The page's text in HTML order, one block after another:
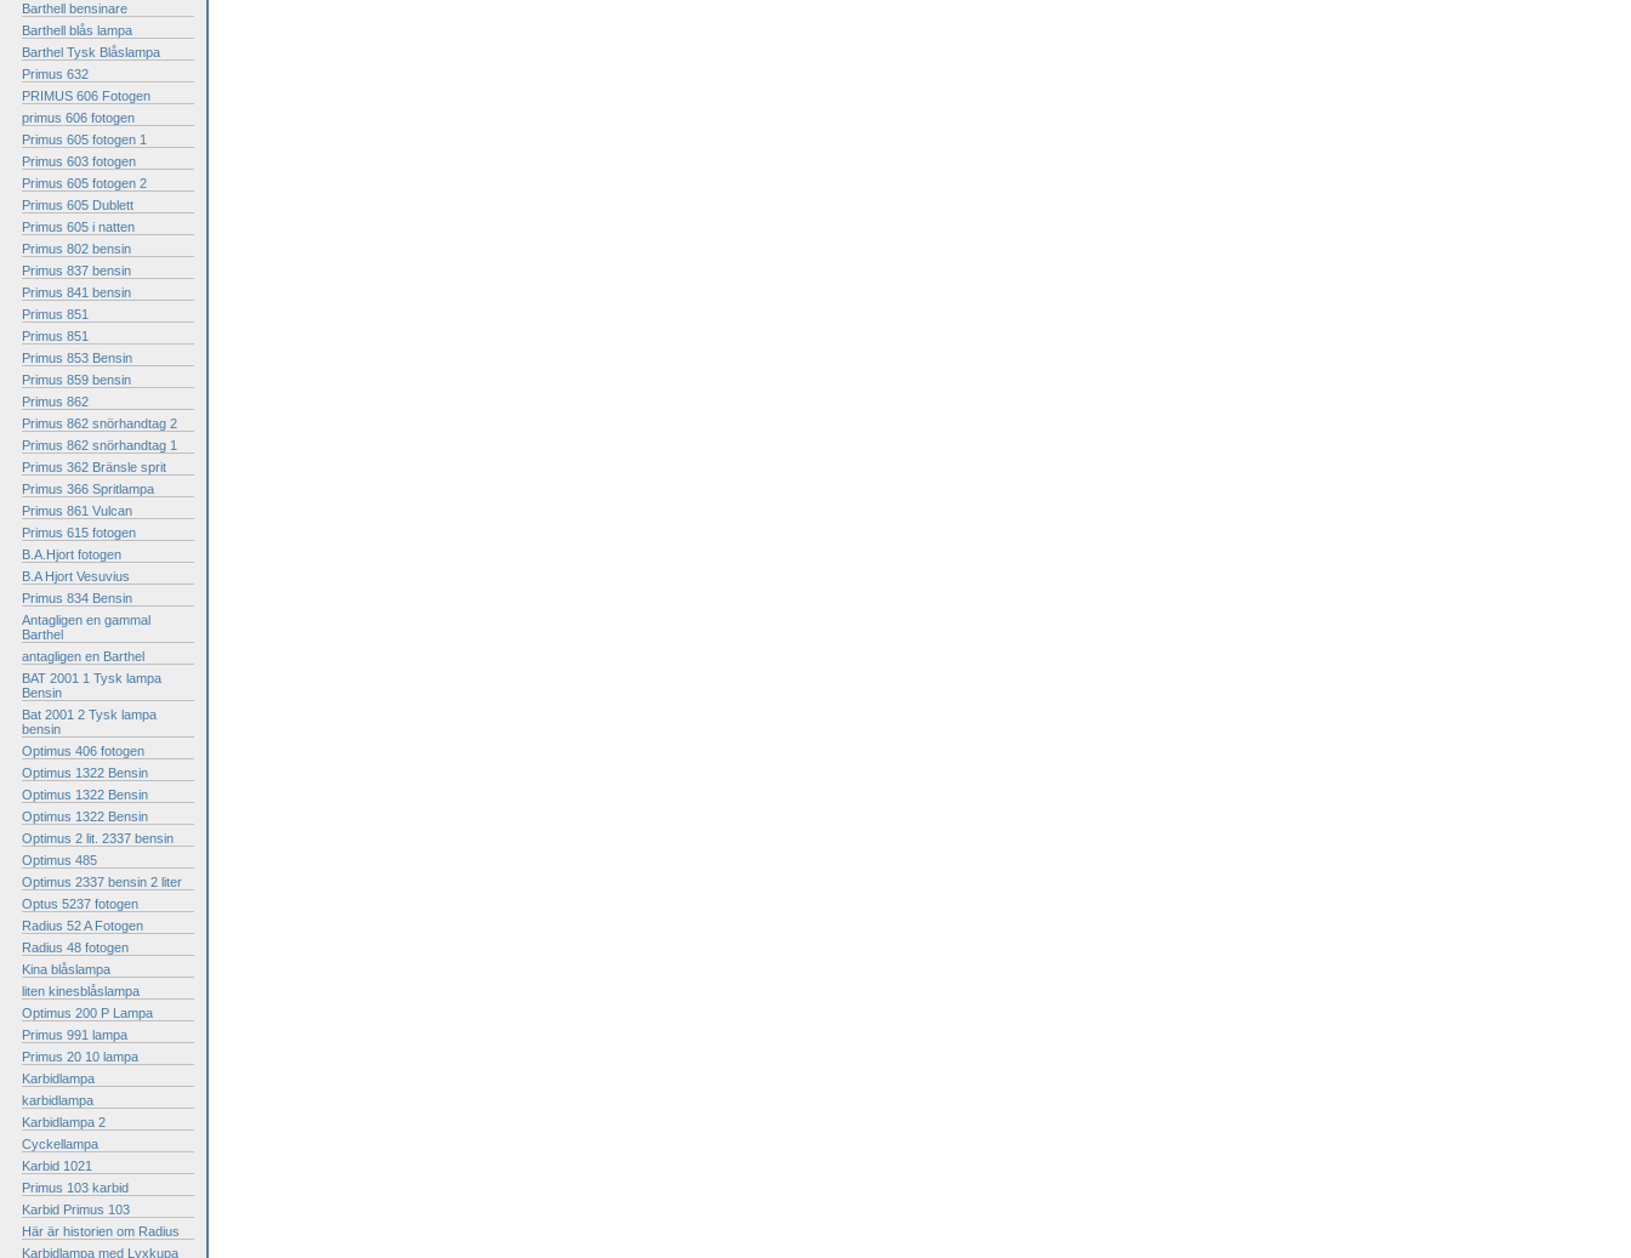
Barthell bensinare
Barthell blås lampa
Barthel Tysk Blåslampa
Primus 632
PRIMUS 606 Fotogen
primus 606 fotogen
Primus 605 fotogen 1
Primus 603 fotogen
Primus 605 fotogen 2
Primus 605 Dublett
Primus 605 i natten
Primus 802 bensin
Primus 837 bensin
Primus 841 bensin
Primus 851
Primus 851
Primus 853 Bensin
Primus 859 bensin
Primus 862
Primus 862 snörhandtag 2
Primus 862 snörhandtag 1
Primus 362 Bränsle sprit
Primus 366 Spritlampa
Primus 861 Vulcan
Primus 615 fotogen
B.A.Hjort fotogen
B.A Hjort Vesuvius
Primus 834 Bensin
Antagligen en gammal
Barthel
antagligen en Barthel
BAT 2001 1 Tysk lampa
Bensin
Bat 2001 2 Tysk lampa
bensin
Optimus 406 fotogen
Optimus 1322 Bensin
Optimus 1322 Bensin
Optimus 1322 Bensin
Optimus 2 lit. 2337 bensin
Optimus 485
Optimus 2337 bensin 2 liter
Optus 5237 fotogen
Radius 52 A Fotogen
Radius 48 fotogen
Kina blåslampa
liten kinesblåslampa
Optimus 200 P Lampa
Primus 991 lampa
Primus 20 10 lampa
Karbidlampa
karbidlampa
Karbidlampa 2
Cyckellampa
Karbid 1021
Primus 103 karbid
Karbid Primus 103
Här är historien om Radius
Karbidlampa med Lyxkupa